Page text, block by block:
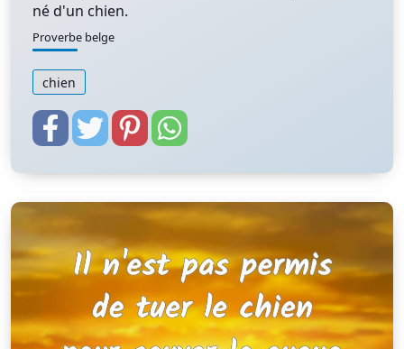
né d'un chien.
Proverbe belge
chien